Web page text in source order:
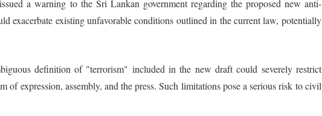
a warning to the Sri Lankan government regarding the proposed new anti-
exacerbate existing unfavorable conditions outlined in the current law, potentially
definition of "terrorism" included in the new draft could severely restrict
of expression, assembly, and the press. Such limitations pose a serious risk to civil